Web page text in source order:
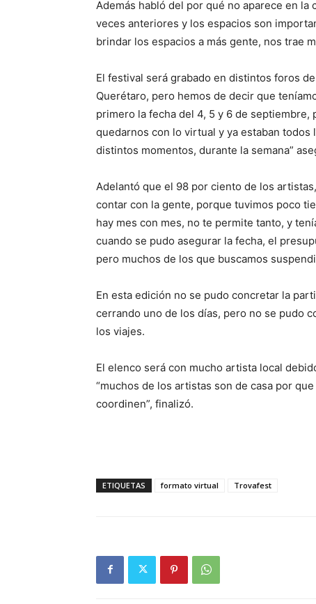
Además habló del por qué no aparece en
veces anteriores y los espacios son
brindar los espacios a más gente, nos trae
El festival será grabado en distintos foros
Querétaro, pero hemos de decir que
primero la fecha del 4, 5 y 6 de
quedarnos con lo virtual y ya estaban
distintos momentos, durante la semana”
Adelantó que el 98 por ciento de los
contar con la gente, porque tuvimos poco
hay mes con mes, no te permite tanto, y
cuando se pudo asegurar la fecha, el
pero muchos de los que buscamos
En esta edición no se pudo concretar la
cerrando uno de los días, pero no se pudo
los viajes.
El elenco será con mucho artista local
“muchos de los artistas son de casa por
coordinen”, finalizó.
ETIQUETAS formato virtual Trovafest